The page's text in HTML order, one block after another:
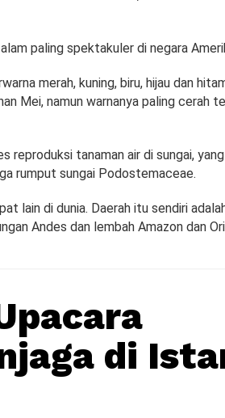
paling spektakuler di negara
merah, kuning, biru, hijau dan
Mei, namun warnanya paling cerah
reproduksi tanaman air di sungai,
rumput sungai Podostemaceae.
lain di dunia. Daerah itu sendiri
Andes dan lembah Amazon dan
di